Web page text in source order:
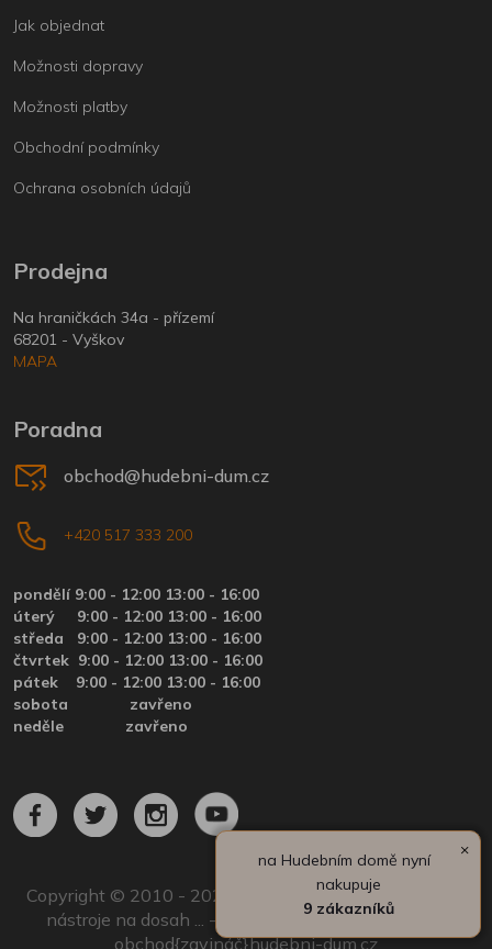
Jak objednat
Možnosti dopravy
Možnosti platby
Obchodní podmínky
Ochrana osobních údajů
Prodejna
Na hraničkách 34a - přízemí
68201 - Vyškov
MAPA
Poradna
obchod@hudebni-dum.cz
+420 517 333 200
pondělí 9:00 - 12:00 13:00 - 16:00
úterý 9:00 - 12:00 13:00 - 16:00
středa 9:00 - 12:00 13:00 - 16:00
čtvrtek 9:00 - 12:00 13:00 - 16:00
pátek 9:00 - 12:00 13:00 - 16:00
sobota zavřeno
neděle zavřeno
Copyright © 2010 - 2024 by Hudební dům.cz | Hudební
nástroje na dosah ... - Všechna práva vyhrazena. |
obchod{zavináč}hudebni-dum.cz
×
na Hudebním domě nyní
nakupuje
9 zákazníků